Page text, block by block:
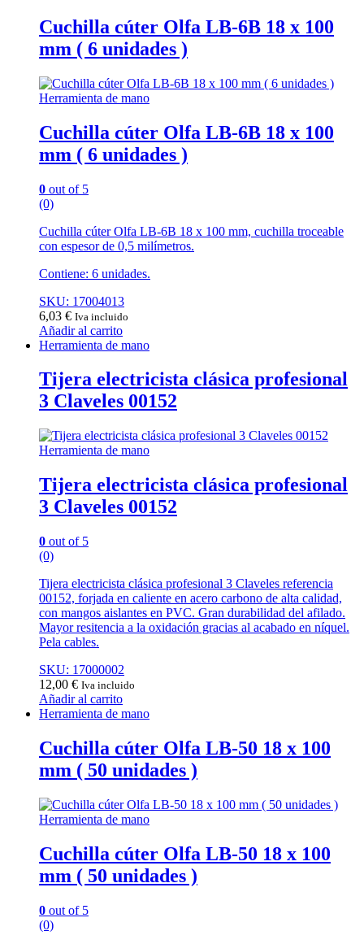
Cuchilla cúter Olfa LB-6B 18 x 100
mm ( 6 unidades )
Herramienta de mano
Cuchilla cúter Olfa LB-6B 18 x 100
mm ( 6 unidades )
0 out of 5
(0)
Cuchilla cúter Olfa LB-6B 18 x 100 mm, cuchilla troceable
con espesor de 0,5 milímetros.
Contiene: 6 unidades.
SKU: 17004013
6,03 € Iva incluido
Añadir al carrito
Herramienta de mano
Tijera electricista clásica profesional
3 Claveles 00152
Herramienta de mano
Tijera electricista clásica profesional
3 Claveles 00152
0 out of 5
(0)
Tijera electricista clásica profesional 3 Claveles referencia
00152, forjada en caliente en acero carbono de alta calidad,
con mangos aislantes en PVC. Gran durabilidad del afilado.
Mayor resitencia a la oxidación gracias al acabado en níquel.
Pela cables.
SKU: 17000002
12,00 € Iva incluido
Añadir al carrito
Herramienta de mano
Cuchilla cúter Olfa LB-50 18 x 100
mm ( 50 unidades )
Herramienta de mano
Cuchilla cúter Olfa LB-50 18 x 100
mm ( 50 unidades )
0 out of 5
(0)